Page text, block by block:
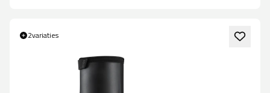
2variaties